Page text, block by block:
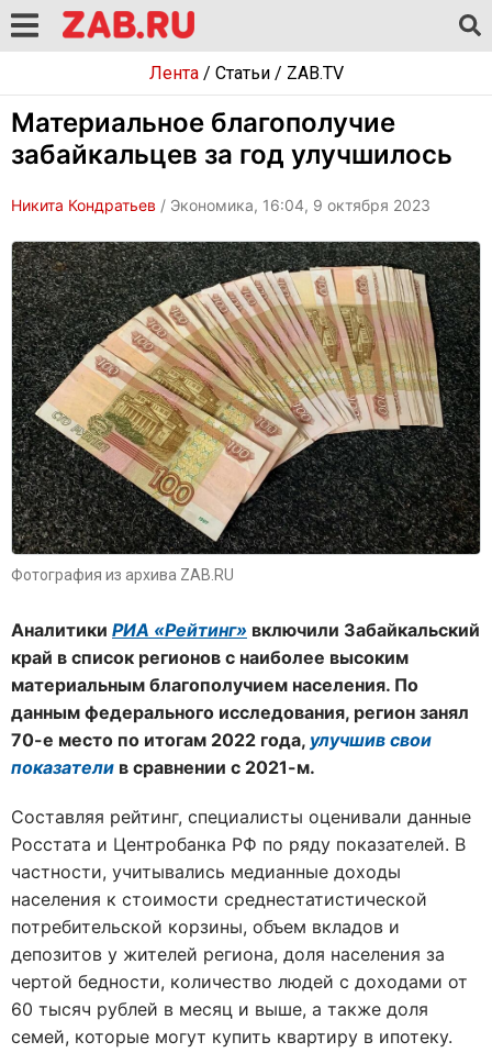
Лента/ Статьи/ ZAB.TV
Материальное благополучие
забайкальцев за год улучшилось
Никита Кондратьев / Экономика, 16:04, 9 октября 2023
Фотография из архива ZAB.RU
Аналитики РИА «Рейтинг» включили Забайкальский
край в список регионов с наиболее высоким
материальным благополучием населения. По
данным федерального исследования, регион занял
70-е место по итогам 2022 года, улучшив свои
показатели в сравнении с 2021-м.
Составляя рейтинг, специалисты оценивали данные
Росстата и Центробанка РФ по ряду показателей. В
частности, учитывались медианные доходы
населения к стоимости среднестатистической
потребительской корзины, объем вкладов и
депозитов у жителей региона, доля населения за
чертой бедности, количество людей с доходами от
60 тысяч рублей в месяц и выше, а также доля
семей, которые могут купить квартиру в ипотеку.